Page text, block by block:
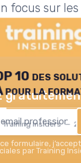
focus sur
10 des
pour la
Training Insiders —
formulaire,
par Training